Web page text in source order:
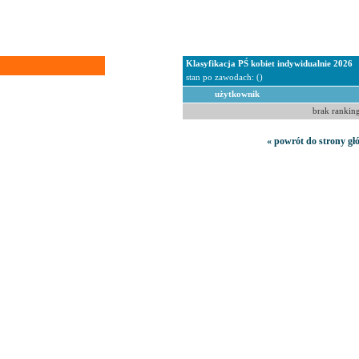
Klasyfikacja PŚ kobiet indywidualnie 2026
stan po zawodach: ()
użytkownik
brak
« powrót do strony